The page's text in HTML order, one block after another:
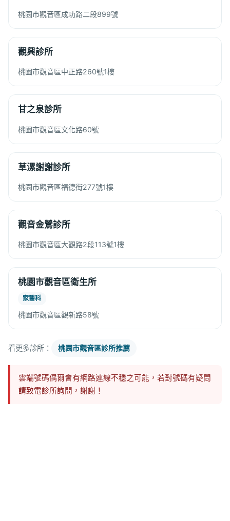
桃園市觀音區成功路二段899號
觀興診所
桃園市觀音區中正路260號1樓
甘之泉診所
桃園市觀音區文化路60號
草漯謝謝診所
桃園市觀音區福德街277號1樓
觀音金鶯診所
桃園市觀音區大觀路2段113號1樓
桃園市觀音區衛生所
家醫科
桃園市觀音區觀新路58號
看更多診所： 桃園市觀音區診所推薦
雲端號碼偶爾會有網路連線不穩之可能，若對號碼有疑問
請致電診所詢問，謝謝！